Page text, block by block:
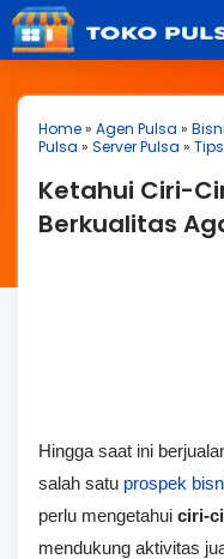
Home» Agen Pulsa »
Pulsa » Server Pulsa » Tips
Ketahui Ciri-
Berkualitas
Hingga saat ini
salah satu prospek
perlu mengetahui ciri-
mendukung aktivitas